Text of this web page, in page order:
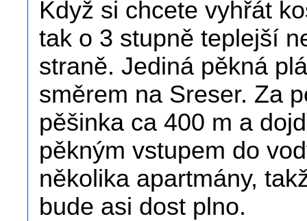
Když si chcete vyhřát
tak o 3 stupně teplejší
straně. Jediná pěkná
směrem na Sreser. Za
pěšinka ca 400 m a
pěkným vstupem do
několika apartmány,
bude asi dost plno.